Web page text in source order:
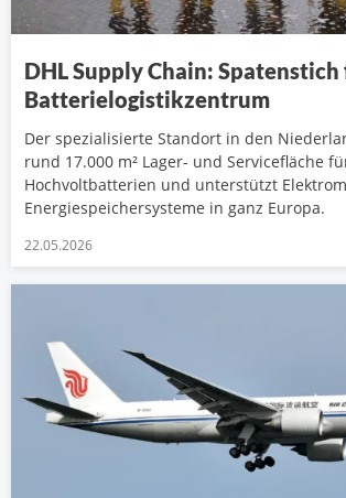
DHL Supply Chain: Spatenstich
Batterielogistikzentrum
Der spezialisierte Standort in den
rund 17.000 m² Lager- und Servicefläche
Hochvoltbatterien und unterstützt
Energiespeichersysteme in ganz Europa.
22.05.2026